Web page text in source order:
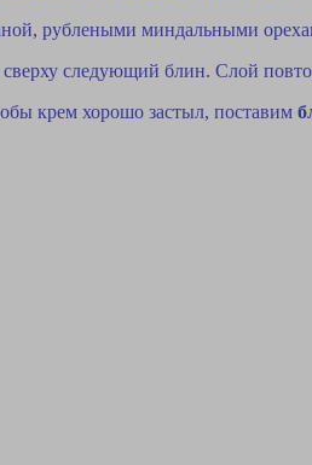
рублеными миндальными
следующий блин. Слой
крем хорошо застыл, поставим